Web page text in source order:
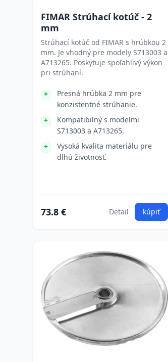
FIMAR Strúhací kotúč - 2
mm
Strúhací kotúč od FIMAR s hrúbkou 2
mm. Je vhodný pre modely S713003 a
A713265. Poskytuje spoľahlivý výkon
pri strúhaní.
Presná hrúbka 2 mm pre
konzistentné strúhanie.
Kompatibilný s modelmi
S713003 a A713265.
Vysoká kvalita materiálu pre
dlhú životnosť.
73.8 € Detail kúpiť